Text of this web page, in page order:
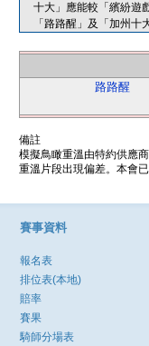
十大」應能較「繽紛遊
「路路醒」及「加州十
路路醒
備註
模擬鳥瞰重溫由特約供應
重溫片段出現偏差。本會
賽事資料
報名表
排位表(本地)
賠率
賽果
騎師分場表